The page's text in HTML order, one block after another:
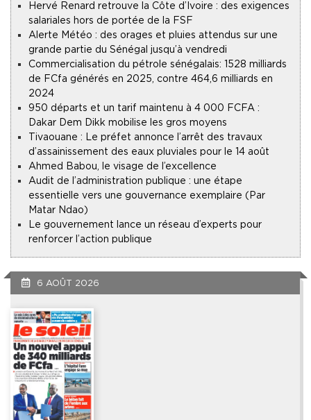
Hervé Renard retrouve la Côte d’Ivoire : des exigences
salariales hors de portée de la FSF
Alerte Météo : des orages et pluies attendus sur une
grande partie du Sénégal jusqu’à vendredi
Commercialisation du pétrole sénégalais : 1528 milliards
de FCfa générés en 2025, contre 464,6 milliards en
2024
950 départs et un tarif maintenu à 4 000 FCFA :
Dakar Dem Dikk mobilise les gros moyens
Tivaouane : Le préfet annonce l’arrêt des travaux
d’assainissement des eaux pluviales pour le 14 août
Ahmed Babou, le visage de l’excellence
Audit de l’administration publique : une étape
essentielle vers une gouvernance exemplaire (Par
Matar Ndao)
Le gouvernement lance un réseau d’experts pour
renforcer l’action publique
6 AOÛT 2026